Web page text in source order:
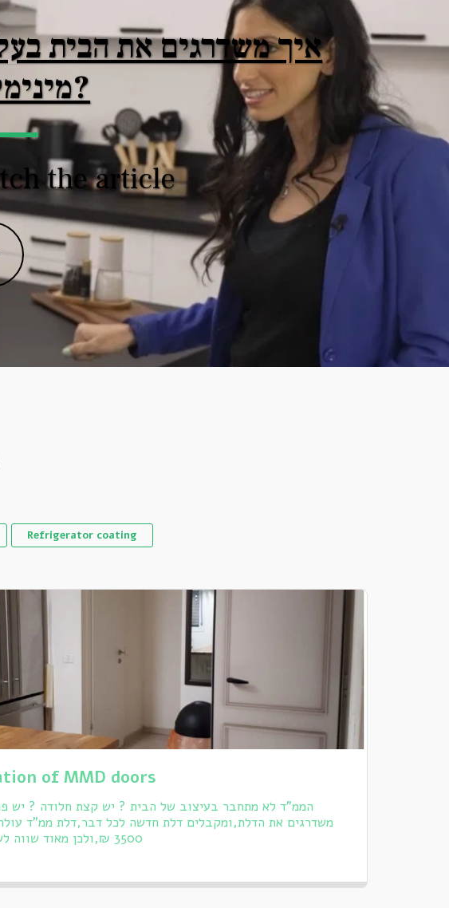
מינימלית?
the article
Refrigerator coating
of MMD doors
הממ"ד לא מתחבר בעיצוב של הבית ? יש קצת חלודה ? יש
משדרגים את הדלת,ומקבלים דלת חדשה לכל דבר,דלת ממ"ד
3500 ₪,ולכן מאוד שווה לשדרג אותם